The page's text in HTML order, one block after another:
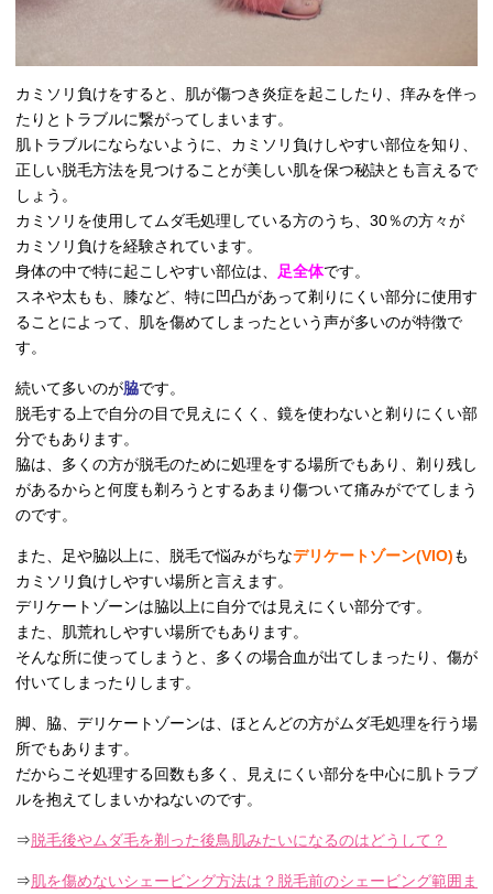
カミソリ負けをすると、肌が傷つき炎症を起こしたり、痒みを伴っ
たりとトラブルに繋がってしまいます。
肌トラブルにならないように、カミソリ負けしやすい部位を知り、
正しい脱毛方法を見つけることが美しい肌を保つ秘訣とも言えるで
しょう。
カミソリを使用してムダ毛処理している方のうち、30％の方々が
カミソリ負けを経験されています。
身体の中で特に起こしやすい部位は、 足全体です。
スネや太もも、膝など、特に凹凸があって剃りにくい部分に使用す
ることによって、肌を傷めてしまったという声が多いのが特徴で
す。
続いて多いのが脇です。
脱毛する上で自分の目で見えにくく、鏡を使わないと剃りにくい部
分でもあります。
脇は、多くの方が脱毛のために処理をする場所でもあり、剃り残し
があるからと何度も剃ろうとするあまり傷ついて痛みがでてしまう
のです。
また、足や脇以上に、脱毛で悩みがちなデリケートゾーン(VIO)も
カミソリ負けしやすい場所と言えます。
デリケートゾーンは脇以上に自分では見えにくい部分です。
また、肌荒れしやすい場所でもあります。
そんな所に使ってしまうと、多くの場合血が出てしまったり、傷が
付いてしまったりします。
脚、脇、デリケートゾーンは、ほとんどの方がムダ毛処理を行う場
所でもあります。
だからこそ処理する回数も多く、見えにくい部分を中心に肌トラブ
ルを抱えてしまいかねないのです。
⇒脱毛後やムダ毛を剃った後鳥肌みたいになるのはどうして？
⇒肌を傷めないシェービング方法は？脱毛前のシェービング範囲ま